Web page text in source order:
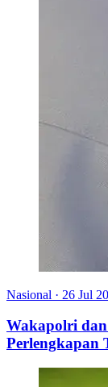
Nasional · 26 Jul
Wakapolri
Perlengkapan